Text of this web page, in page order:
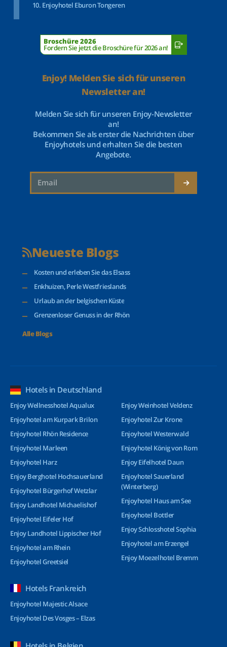
Enjoyhotel Eburon Tongeren
Broschüre 2026
Fordern Sie jetzt die Broschüre für 2026 an!
Enjoy! Melden Sie sich für unseren
Newsletter an!
Melden Sie sich für unseren Enjoy-Newsletter
an!
Bekommen Sie als erster die Nachrichten über
Enjoyhotels und erhalten Sie die besten
Angebote.
Neueste Blogs
Kosten und erleben Sie das Elsass
Enkhuizen, Perle Westfrieslands
Urlaub an der belgischen Küste
Grenzenloser Genuss in der Rhön
Alle Blogs
Hotels in Deutschland
Enjoy Wellnesshotel Aqualux
Enjoyhotel am Kurpark Brilon
Enjoyhotel Rhön Residence
Enjoyhotel Marleen
Enjoyhotel Harz
Enjoy Berghotel Hochsauerland
Enjoyhotel Bürgerhof Wetzlar
Enjoy Landhotel Michaelishof
Enjoyhotel Eifeler Hof
Enjoy Landhotel Lippischer Hof
Enjoyhotel am Rhein
Enjoyhotel Greetsiel
Enjoy Weinhotel Veldenz
Enjoyhotel Zur Krone
Enjoyhotel Westerwald
Enjoyhotel König von Rom
Enjoy Eifelhotel Daun
Enjoyhotel Sauerland
(Winterberg)
Enjoyhotel Haus am See
Enjoyhotel Bottler
Enjoy Schlosshotel Sophia
Enjoyhotel am Erzengel
Enjoy Moezelhotel Bremm
Hotels Frankreich
Enjoyhotel Majestic Alsace
Enjoyhotel Des Vosges – Elzas